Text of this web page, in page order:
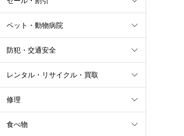
ペット・動物病院
防犯・交通安全
レンタル・リサイクル・買取
修理
食べ物